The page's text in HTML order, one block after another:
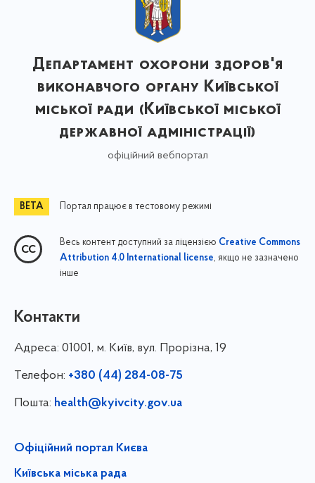
Департамент охорони здоров'я
виконавчого органу Київської
міської ради (Київської міської
державної адміністрації)
офіційний вебпортал
Портал працює в тестовому режимі
Весь контент доступний за ліцензією Creative Commons
Attribution 4.0 International license, якщо не зазначено
інше
Контакти
Адреса: 01001, м. Київ, вул. Прорізна, 19
Телефон: +380 (44) 284-08-75
Пошта: health@kyivcity.gov.ua
Офіційний портал Києва
Київська міська рада